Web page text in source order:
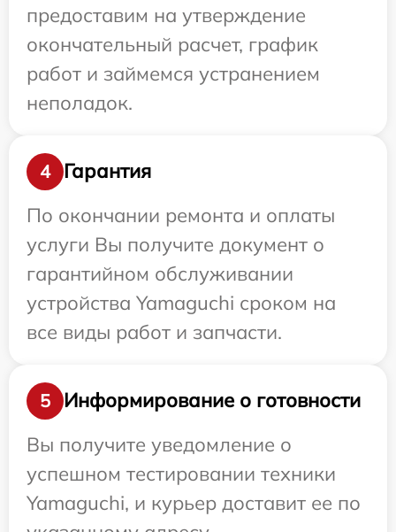
предоставим на утверждение
окончательный расчет, график
работ и займемся устранением
неполадок.
4
Гарантия
По окончании ремонта и оплаты
услуги Вы получите документ о
гарантийном обслуживании
устройства Yamaguchi сроком на
все виды работ и запчасти.
5
Информирование о готовности
Вы получите уведомление о
успешном тестировании техники
Yamaguchi, и курьер доставит ее по